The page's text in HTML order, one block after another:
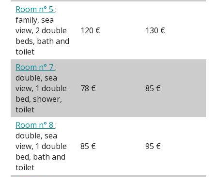
Room n° 5:
family, sea
view, 2 double
beds, bath and
toilet
120 € 130 €
Room n° 7:
double, sea
view, 1 double
bed, shower,
toilet
78 € 85 €
Room n° 8:
double, sea
view, 1 double
bed, bath and
toilet
85 € 95 €